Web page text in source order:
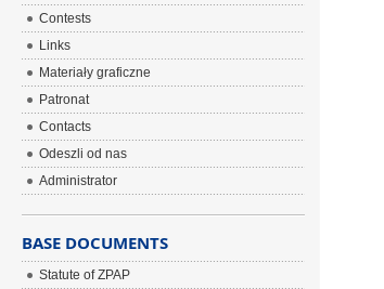
Contests
Links
Materiały graficzne
Patronat
Contacts
Odeszli od nas
Administrator
BASE DOCUMENTS
Statute of ZPAP